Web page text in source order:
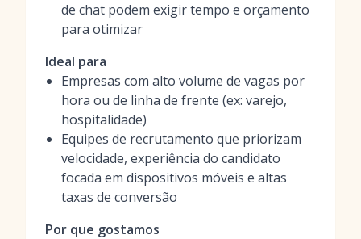
de chat podem exigir tempo e orçamento
para otimizar
Ideal para
Empresas com alto volume de vagas por
hora ou de linha de frente (ex: varejo,
hospitalidade)
Equipes de recrutamento que priorizam
velocidade, experiência do candidato
focada em dispositivos móveis e altas
taxas de conversão
Por que gostamos